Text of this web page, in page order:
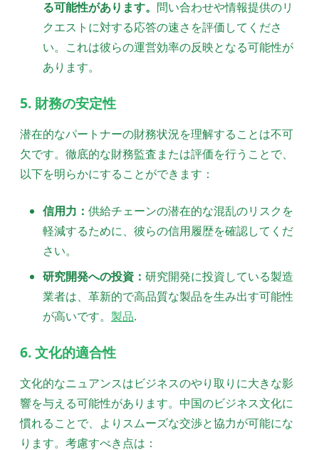
る可能性があります。 問い合わせや情報提供のリ
クエストに対する応答の速さを評価してくださ
い。これは彼らの運営効率の反映となる可能性が
あります。
5. 財務の安定性
潜在的なパートナーの財務状況を理解することは不可
欠です。徹底的な財務監査または評価を行うことで、
以下を明らかにすることができます：
信用力： 供給チェーンの潜在的な混乱のリスクを
軽減するために、彼らの信用履歴を確認してくだ
さい。
研究開発への投資： 研究開発に投資している製造
業者は、革新的で高品質な製品を生み出す可能性
が高いです。 製品.
6. 文化的適合性
文化的なニュアンスはビジネスのやり取りに大きな影
響を与える可能性があります。中国のビジネス文化に
慣れることで、よりスムーズな交渉と協力が可能にな
ります。考慮すべき点は：